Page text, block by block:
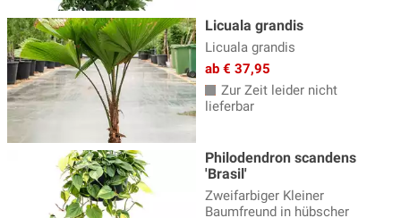
Licuala grandis
Licuala grandis
ab € 37,95
Zur Zeit leider nicht
lieferbar
Philodendron scandens
'Brasil'
Zweifarbiger Kleiner
Baumfreund in hübscher